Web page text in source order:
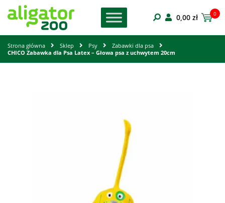
0,00 zł 0
Strona główna Sklep Psy
Zabawki dla psa
CHICO Zabawka dla Psa Latex – Głowa psa z uchwytem 20cm